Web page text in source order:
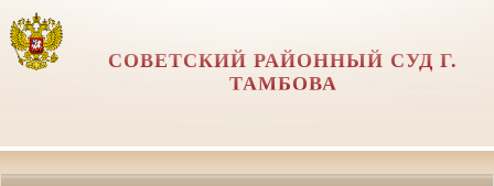
СОВЕТСКИЙ РАЙОННЫЙ СУД Г.
ТАМБОВА